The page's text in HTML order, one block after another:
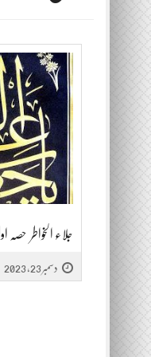
جلاء الخواطر حصہ
دسمبر 23, 2023